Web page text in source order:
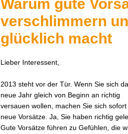
Warum gute
verschlimmern
glücklich macht
Lieber Interessent,
2013 steht vor der Tür. Wenn Sie sich
neue Jahr gleich von Beginn an richtig
versauen wollen, machen Sie sich
neue Vorsätze. Ja, Sie haben richtig
Gute Vorsätze führen zu Gefühlen, die